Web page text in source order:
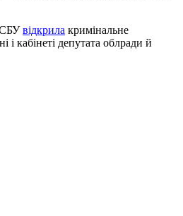
СБУвідкрила кримінальне
кабінеті депутата облради й